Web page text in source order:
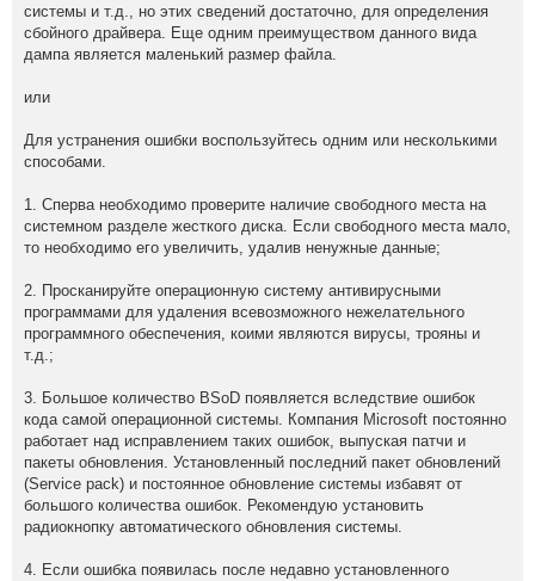
системы и т.д., но этих сведений достаточно, для определения
сбойного драйвера. Еще одним преимуществом данного вида
дампа является маленький размер файла.
или
Для устранения ошибки воспользуйтесь одним или несколькими
способами.
1. Сперва необходимо проверите наличие свободного места на
системном разделе жесткого диска. Если свободного места мало,
то необходимо его увеличить, удалив ненужные данные;
2. Просканируйте операционную систему антивирусными
программами для удаления всевозможного нежелательного
программного обеспечения, коими являются вирусы, трояны и
т.д.;
3. Большое количество BSoD появляется вследствие ошибок
кода самой операционной системы. Компания Microsoft постоянно
работает над исправлением таких ошибок, выпуская патчи и
пакеты обновления. Установленный последний пакет обновлений
(Service pack) и постоянное обновление системы избавят от
большого количества ошибок. Рекомендую установить
радиокнопку автоматического обновления системы.
4. Если ошибка появилась после недавно установленного